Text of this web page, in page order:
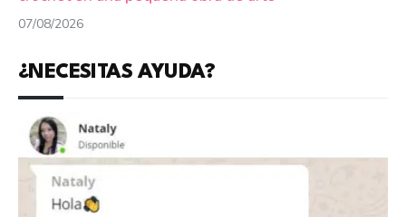
07/08/2026
¿NECESITAS AYUDA?